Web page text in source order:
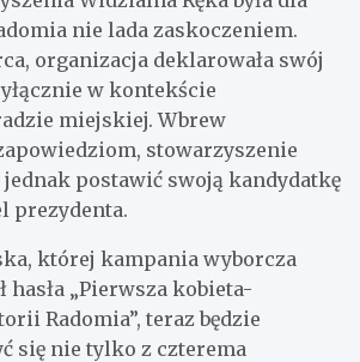
nie lada zaskoczeniem.
organizacja deklarowała swój
w kontekście
miejskiej. Wbrew
stowarzyszenie
jednak postawić swoją kandydatkę
prezydenta.
której kampania wyborcza
hasła „Pierwsza kobieta-
Radomia”, teraz będzie
się nie tylko z czterema